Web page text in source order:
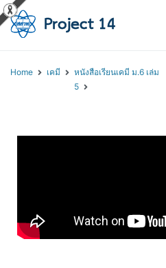
Home เคมี
หนังสือเรียนเคมี ม.6 เล่ม
5